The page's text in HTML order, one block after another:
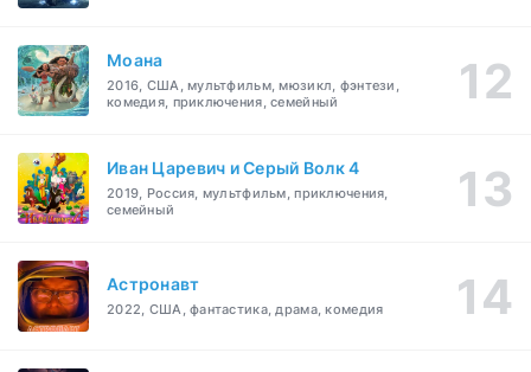
Моана
2016, США, мультфильм, мюзикл, фэнтези,
комедия, приключения, семейный
Иван Царевич и Серый Волк 4
2019, Россия, мультфильм, приключения,
семейный
Астронавт
2022, США, фантастика, драма, комедия